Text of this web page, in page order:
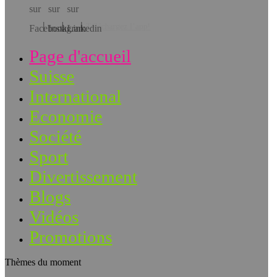
Téléchargez l’app!
Page d'accueil
Suisse
International
Economie
Société
Sport
Divertissement
Blogs
Vidéos
Promotions
Thèmes du moment